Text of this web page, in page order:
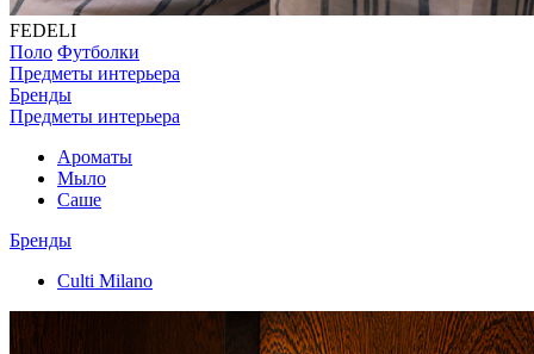
FEDELI
Поло Футболки
Предметы интерьера
Бренды
Предметы интерьера
Ароматы
Мыло
Саше
Бренды
Culti Milano